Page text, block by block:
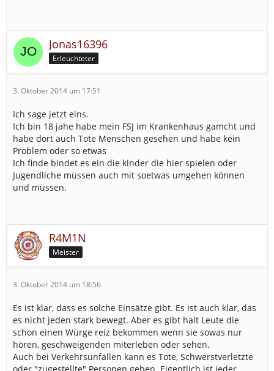
Jonas16396
Erleuchteter
3. Oktober 2014 um 17:51
Ich sage jetzt eins.
Ich bin 18 jahe habe mein FSJ im Krankenhaus gamcht und
habe dort auch Tote Menschen gesehen und habe kein
Problem oder so etwas
Ich finde bindet es ein die kinder die hier spielen oder
Jugendliche müssen auch mit soetwas umgehen können
und müssen.
R4M1N
Meister
3. Oktober 2014 um 18:56
Es ist klar, dass es solche Einsätze gibt. Es ist auch klar, das
es nicht jeden stark bewegt. Aber es gibt halt Leute die
schon einen Würge reiz bekommen wenn sie sowas nur
hören, geschweigenden miterleben oder sehen.
Auch bei Verkehrsunfällen kann es Tote, Schwerstverletzte